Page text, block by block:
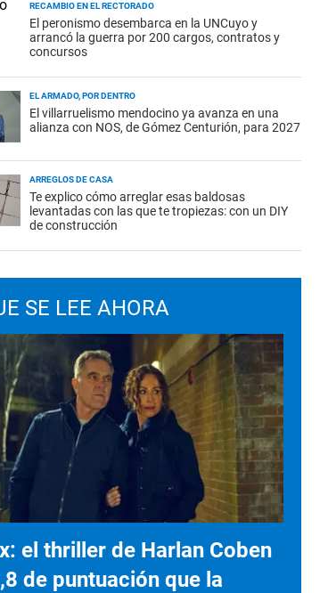
RECAMBIO EN EL RECTORADO
El peronismo desembarca en la UNCuyo y
arrancó la guerra por 200 cargos, contratos y
concursos
EL ARMADO, POR DENTRO
El villarruelismo mendocino ya avanza en una
alianza con NOS, de Gómez Centurión, para 2027
ARREGLOS DE CASA
Te explico cómo arreglar esas baldosas
levantadas con las que te tropiezas: con un DIY
de construcción
SE LEE AHORA
el thriller de Harlan Coben
de puntuación que la